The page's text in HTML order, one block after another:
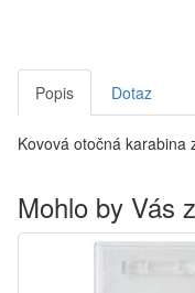
Popis Dotaz
Kovová otočná karabina
Mohlo by Vás